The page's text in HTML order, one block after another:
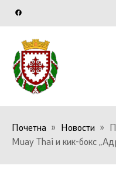
Почетна » Новости »
Muay Thai и кик-бокс